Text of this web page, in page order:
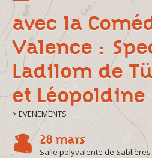
avec la
Valence :
Ladilom de
et
> EVENEMENTS
28 mars
Salle polyvalente de Sablières